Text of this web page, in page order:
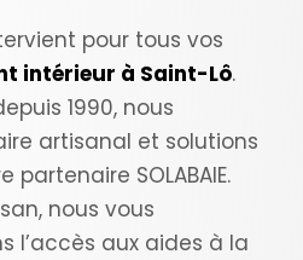
pour tous vos
intérieur à Saint-Lô.
1990, nous
artisanal et solutions
SOLABAIE.
nous vous
l’accès aux aides à la